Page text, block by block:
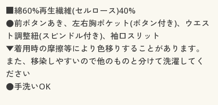
■綿60%再生繊維(セルロース)40%
●前ボタンあき、左右胸ポケット(ボタン付き)、ウエス
ト調整紐(スピンドル付き)、袖口スリット
▼着用時の摩擦等により色移りすることがあります。
また、移染しやすいので他のものと分けて洗濯してく
ださい
●手洗いOK